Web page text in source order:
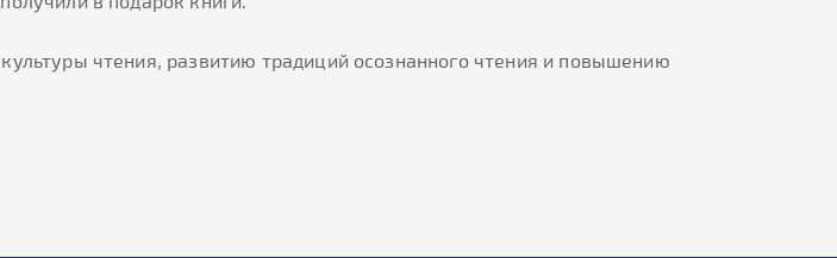
чтения, развитию традиций осознанного чтения и повышению